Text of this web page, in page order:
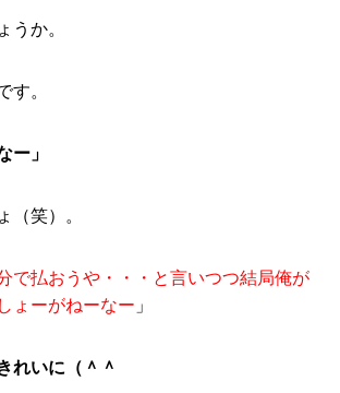
うか。
す。
ー」
（笑）。
で払おうや・・・と言いつつ結局俺が
ょーがねーなー 」
れいに（＾＾